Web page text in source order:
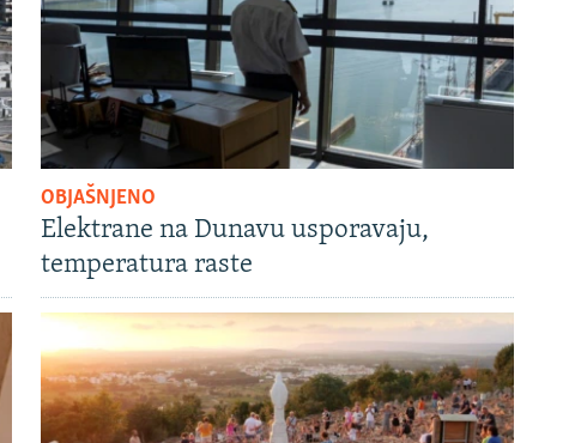
OBJAŠNJENO
Elektrane na Dunavu usporavaju,
temperatura raste